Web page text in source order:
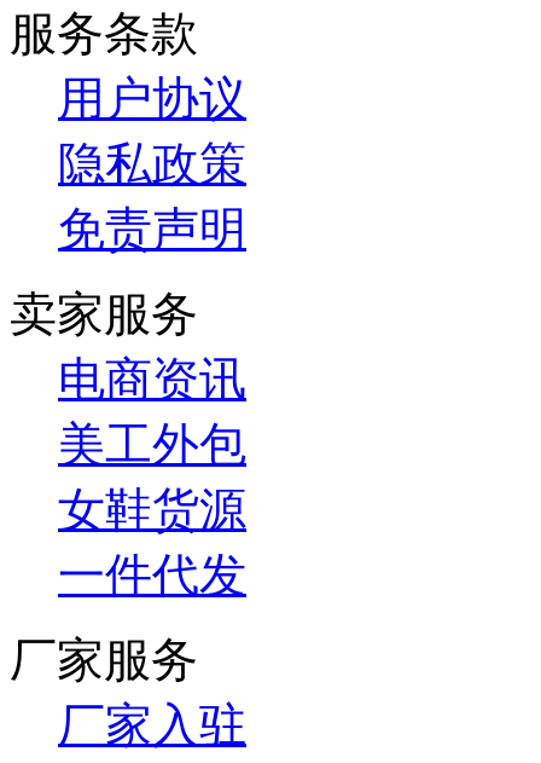
服务条款
用户协议
隐私政策
免责声明
卖家服务
电商资讯
美工外包
女鞋货源
一件代发
厂家服务
厂家入驻